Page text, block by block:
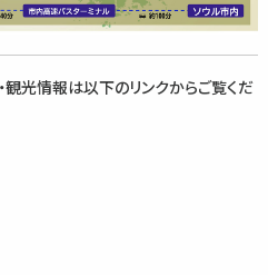
観光情報は以下のリンクからご覧くだ